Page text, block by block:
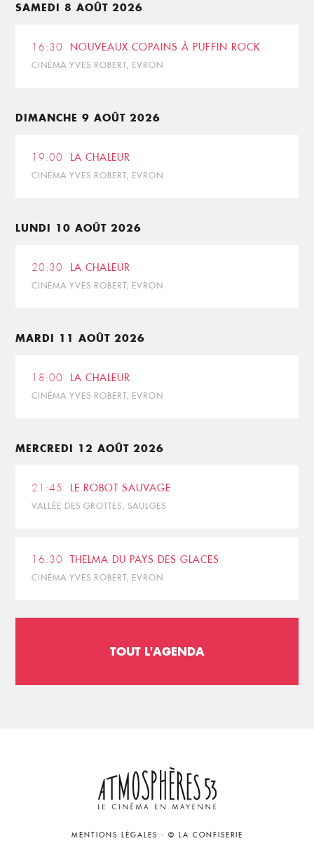
SAMEDI 8 AOÛT 2026
16:30 NOUVEAUX COPAINS À PUFFIN ROCK
CINÉMA YVES ROBERT, EVRON
DIMANCHE 9 AOÛT 2026
19:00 LA CHALEUR
CINÉMA YVES ROBERT, EVRON
LUNDI 10 AOÛT 2026
20:30 LA CHALEUR
CINÉMA YVES ROBERT, EVRON
MARDI 11 AOÛT 2026
18:00 LA CHALEUR
CINÉMA YVES ROBERT, EVRON
MERCREDI 12 AOÛT 2026
21:45 LE ROBOT SAUVAGE
VALLÉE DES GROTTES, SAULGES
16:30 THELMA DU PAYS DES GLACES
CINÉMA YVES ROBERT, EVRON
TOUT L'AGENDA
MENTIONS LÉGALES - © LA CONFISERIE